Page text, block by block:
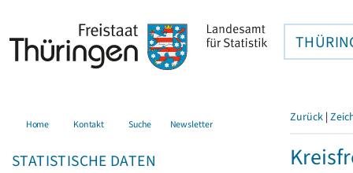
Home Kontakt Suche Newsletter
STATISTISCHE DATEN
Zurück |